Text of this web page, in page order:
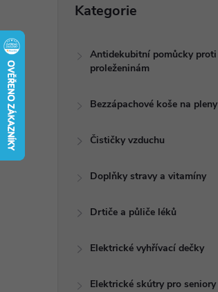
kategorie
Kategorie
Antidekubitní pomůcky proti
proleženinám
Bezzápachové koše na pleny
Čističky vzduchu
Doplňky stravy a vitamíny
Drtiče a půliče léků
Elektrické vyhřívací dečky
Elektrické skútry pro seniory